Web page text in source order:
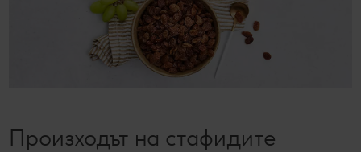
Колелото на наградите
Лексикон на свежестта
Ние сме семейство
Съвети от кухнята
Развлечения, отдих и свободно време
Произходът на стафидите